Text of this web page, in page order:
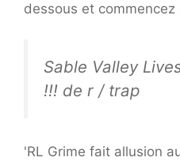
dessous et commencez
Sable Valley
!!! de r / trap
'RL Grime fait allusion